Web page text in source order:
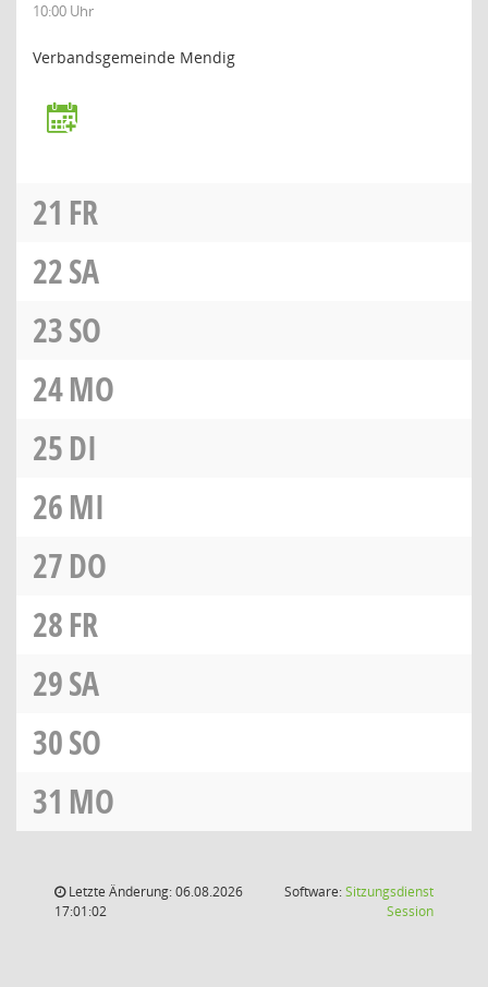
10:00 Uhr
Verbandsgemeinde Mendig
21 FR
22SA
23SO
24MO
25DI
26MI
27DO
28FR
29SA
30SO
31 MO
Letzte Änderung: 06.08.2026
17:01:02
Software:Sitzungsdienst
Session(Wird in